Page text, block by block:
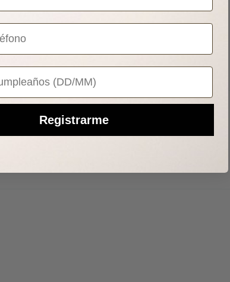
Me encanto y por eso ya compre otro jean.
Registrarme